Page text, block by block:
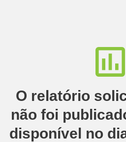
O relatório
não foi
disponível no